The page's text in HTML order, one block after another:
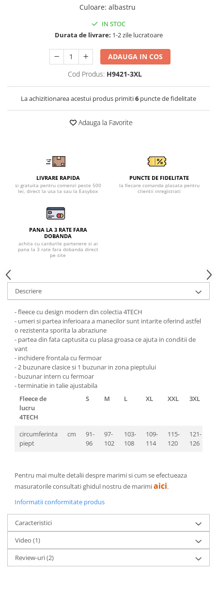
Combinezoane de lucru
impermeabile
Costume de ploaie impermeabile
Jachete / Bluze salopeta
Pantaloni impermeabili
Pelerine de ploaie
Veste de lucru
Industria alimentara
Sorturi impermeabile
Pantaloni de lucru in talie
Pentru sudura
Jachete pentru sudura
Pantaloni de protectie
Pentru copii
Pantaloni de lucru cu pieptar
Veste de lucru
Pentru femei
Bluze pentru femei
Fleece-uri
Halate
Jachete / Bluze salopeta
Pantaloni de lucru cu pieptar
Pantaloni de lucru in talie
Tricouri polo
Veste de lucru
Culoare: albastru
IN STOC
Durata de livrare: 1-2 zile lucratoare
ADAUGA IN COS
Cod Produs: H9421-3XL
La achizitionarea acestui produs primiti6 puncte de fidelitate
Adauga la Favorite
LIVRARE RAPIDA
si gratuita pentru comenzi peste 500
lei, direct la usa ta sau la Easybox
PUNCTE DE FIDELITATE
la fiecare comanda plasata pentru
clientii inregistrati
PANA LA 3 RATE FARA
DOBANDA
achita cu cardurile partenere si ai
pana la 3 rate fara dobanda direct
pe site
Descriere
- fleece cu design modern din colectia 4TECH
- umeri si partea inferioara a manecilor sunt intarite oferind astfel
o rezistenta sporita la abraziune
- partea din fata captusita cu plasa groasa ce ajuta in conditii de
vant
- inchidere frontala cu fermoar
- 2 buzunare clasice si 1 buzunar in zona pieptului
- buzunar intern cu fermoar
- terminatie in talie ajustabila
Fleece de
lucru
4TECH
S M L XL XXL 3XL
circumferinta
piept
cm
91-
96
97-
102
103-
108
109-
114
115-
120
121-
126
Pentru mai multe detalii despre marimi si cum se efectueaza
masuratorile consultati ghidul nostru de marimiaici.
Informatii conformitate produs
Caracteristici
Video (1)
Review-uri(2)